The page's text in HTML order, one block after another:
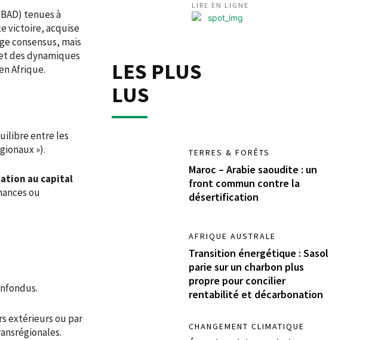
tenues à
victoire, acquise
consensus, mais
des dynamiques
Afrique.
entre les
»).
au capital
ou
extérieurs ou par
LIRE EN LIGNE
LES PLUS
LUS
TERRES & FORÊTS
Maroc – Arabie saoudite : un
front commun contre la
désertification
AFRIQUE AUSTRALE
Transition énergétique : Sasol
parie sur un charbon plus
propre pour concilier
rentabilité et décarbonation
CHANGEMENT CLIMATIQUE